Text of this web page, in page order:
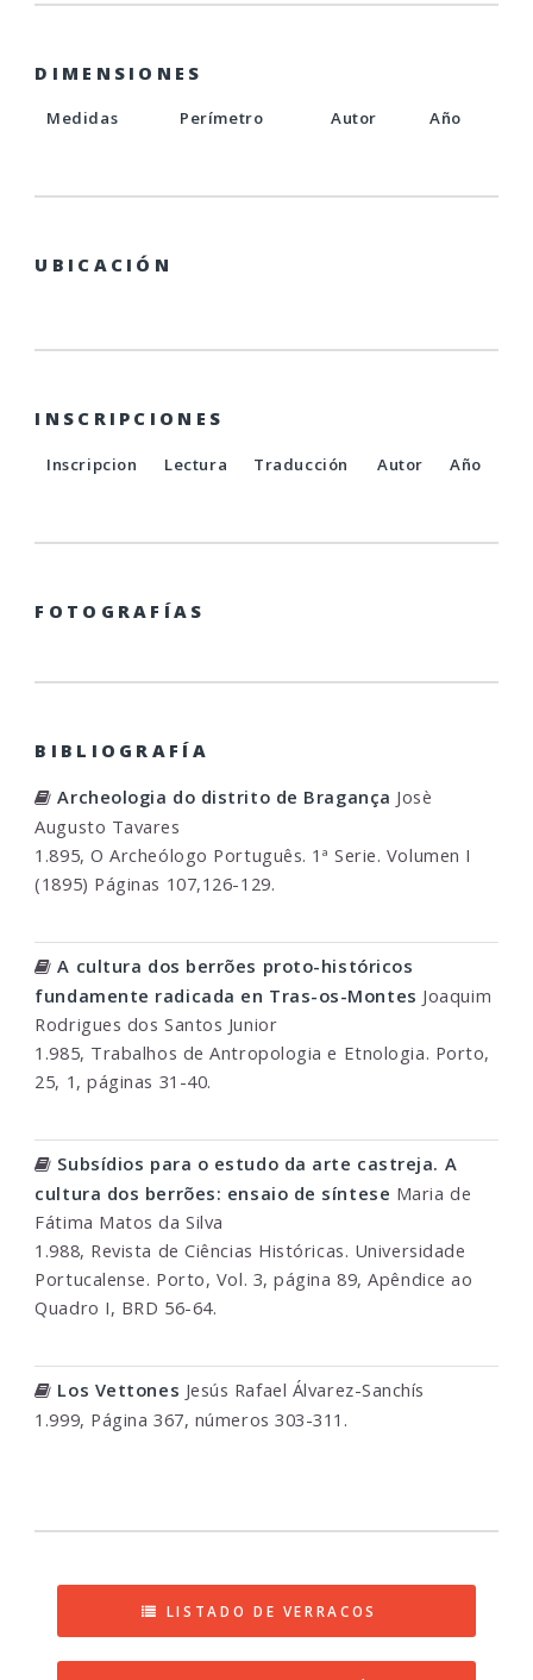
DIMENSIONES
Medidas Perímetro Autor Año
UBICACIÓN
INSCRIPCIONES
Inscripcion Lectura Traducción Autor Año
FOTOGRAFÍAS
BIBLIOGRAFÍA
Archeologia do distrito de Bragança Josè
Augusto Tavares
1.895, O Archeólogo Português. 1ª Serie. Volumen I
(1895) Páginas 107,126-129.
A cultura dos berrões proto-históricos
fundamente radicada en Tras-os-Montes Joaquim
Rodrigues dos Santos Junior
1.985, Trabalhos de Antropologia e Etnologia. Porto,
25, 1, páginas 31-40.
Subsídios para o estudo da arte castreja. A
cultura dos berrões: ensaio de síntese Maria de
Fátima Matos da Silva
1.988, Revista de Ciências Históricas. Universidade
Portucalense. Porto, Vol. 3, página 89, Apêndice ao
Quadro I, BRD 56-64.
Los Vettones Jesús Rafael Álvarez-Sanchís
1.999, Página 367, números 303-311.
LISTADO DE VERRACOS